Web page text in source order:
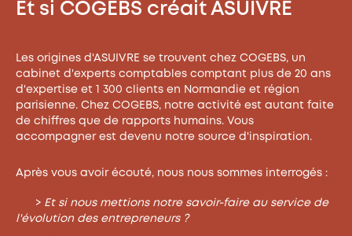
Et si COGEBS créait ASUIVRE
Les origines d'ASUIVRE se trouvent chez COGEBS, un
cabinet d'experts comptables comptant plus de 20 ans
d'expertise et 1 300 clients en Normandie et région
parisienne. Chez COGEBS, notre activité est autant faite
de chiffres que de rapports humains. Vous
accompagner est devenu notre source d'inspiration.
Après vous avoir écouté, nous nous sommes interrogés :
> Et si nous mettions notre savoir-faire au service de
l'évolution des entrepreneurs ?